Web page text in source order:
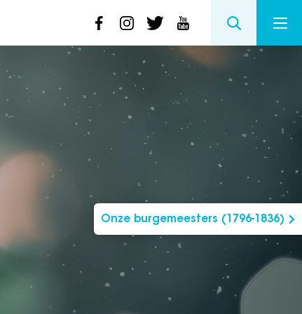
Onze burgemeesters (1796-1836)